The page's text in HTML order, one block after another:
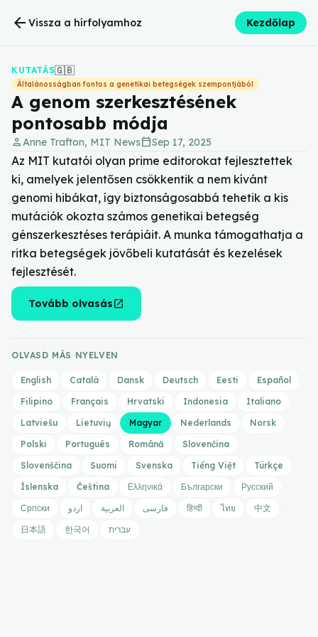
arrow_back Vissza a hírfolyamhoz Kezdőlap
KUTATÁS🇬🇧
Általánosságban fontos a genetikai betegségek szempontjából
A genom szerkesztésének
pontosabb módja
personAnne Trafton, MIT Newscalendar_todaySep 17, 2025
Az MIT kutatói olyan prime editorokat fejlesztettek
ki, amelyek jelentősen csökkentik a nem kívánt
genomi hibákat, így biztonságosabbá tehetik a kis
mutációk okozta számos genetikai betegség
génszerkesztéses terápiáit. A munka támogathatja a
ritka betegségek jövőbeli kutatását és kezelések
fejlesztését.
Tovább olvasásopen_in_new
OLVASD MÁS NYELVEN
English Català Dansk Deutsch Eesti
Español
Filipino
Français Hrvatski Indonesia
Italiano
Latviešu
Lietuvių Magyar Nederlands
Norsk
Polski
Português Română
Slovenčina
Slovenščina
Suomi Svenska Tiếng Việt
Türkçe
Íslenska
Čeština Ελληνικά Български
Русский
Српски
اردو العربية فارسی हिन्दी ไทย
中文
日本語
한국어 עברית